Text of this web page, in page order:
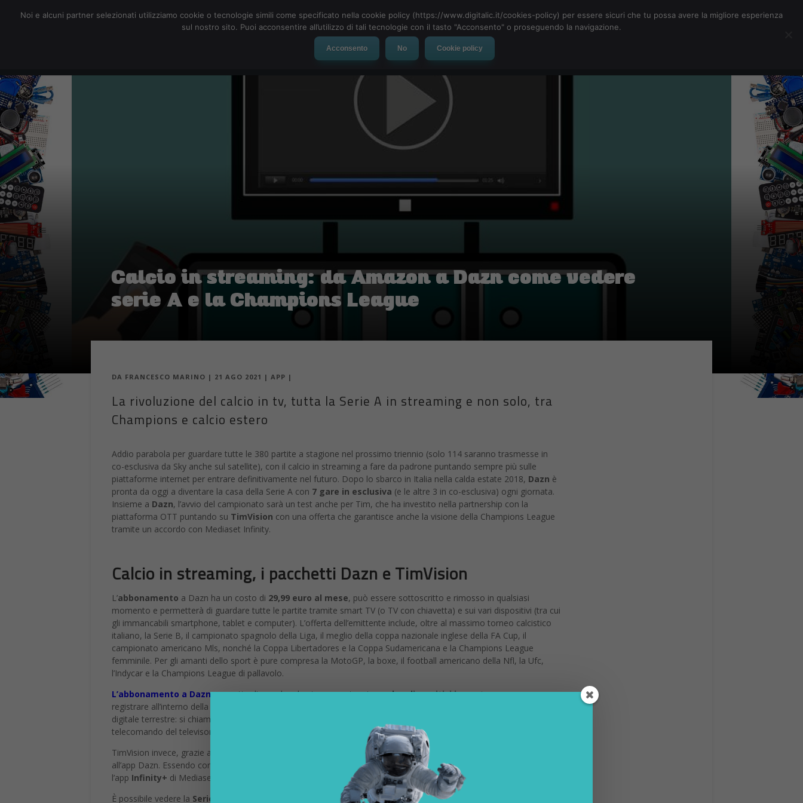
Social Network App Automotive Tech-News
Calcio in streaming: da Amazon a Dazn come vedere
serie A e la Champions League
DA FRANCESCO MARINO | 21 AGO 2021 | APP |
La rivoluzione del calcio in tv, tutta la Serie A in streaming e non solo, tra
Champions e calcio estero
Addio parabola per guardare tutte le 380 partite a stagione nel prossimo triennio (solo 114 saranno trasmesse in
co-esclusiva da Sky anche sul satellite), con il calcio in streaming a fare da padrone puntando sempre più sulle
piattaforme internet per entrare definitivamente nel futuro. Dopo lo sbarco in Italia nella calda estate 2018, Dazn è
pronta da oggi a diventare la casa della Serie A con 7 gare in esclusiva (e le altre 3 in co-esclusiva) ogni giornata.
Insieme a Dazn, l’avvio del campionato sarà un test anche per Tim, che ha investito nella partnership con la
piattaforma OTT puntando su TimVision con una offerta che garantisce anche la visione della Champions League
tramite un accordo con Mediaset Infinity.
Calcio in streaming, i pacchetti Dazn e TimVision
L’abbonamento a Dazn ha un costo di 29,99 euro al mese, può essere sottoscritto e rimosso in qualsiasi
momento e permetterà di guardare tutte le partite tramite smart TV (o TV con chiavetta) e sui vari dispositivi (tra cui
gli immancabili smartphone, tablet e computer). L’offerta dell’emittente include, oltre al massimo torneo calcistico
italiano, la Serie B, il campionato spagnolo della Liga, il meglio della coppa nazionale inglese della FA Cup, il
campionato americano Mls, nonché la Coppa Libertadores e la Coppa Sudamericana e la Champions League
femminile. Per gli amanti dello sport è pure compresa la MotoGP, la boxe, il football americano della Nfl, la Ufc,
l’Indycar e la Champions League di pallavolo.
L’abbonamento a Dazn permette di guardare lo stesso contenuto sudue dispositivi in contemporaneae
registrare all’interno della piattaforma un totale di sei dispositivi. L’emittente avrà pure a disposizione un canale sul
digitale terrestre: si chiama
telecomando del televisore.
TimVision invece, grazie all’accordo con Dazn, trasmetterà tutte le partite dellaserie A
all’app Dazn. Essendo comunque un aggregatore di contenuti, il servizio di Tim metterà anche a disposizione
l’app Infinity+ di Mediaset per la visione di 104 partite della Champions League.
È possibile vedere la Serie A su Timvision
sottoscrivendo uno specifico abbonamento (vale a dire il pacchetto
Noi e alcuni partner selezionati utilizziamo cookie o tecnologie simili come specificato nella cookie policy (https://www.digitalic.it/cookies-policy) per essere sicuri che tu possa avere la migliore esperienza
sul nostro sito. Puoi acconsentire all’utilizzo di tali tecnologie con il tasto "Acconsento" o proseguendo la navigazione.
Acconsento No Cookie policy